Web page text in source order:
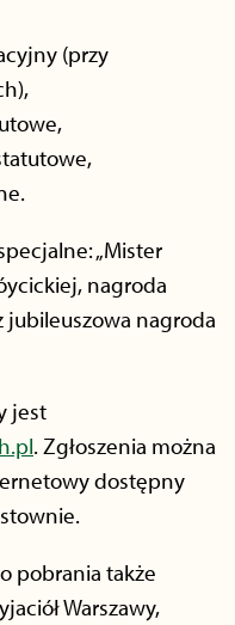
(przy
„Mister
nagroda
jubileuszowa nagroda
jest
. Zgłoszenia można
dostępny
pobrania także
Warszawy,